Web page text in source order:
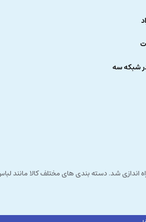
شبکه سه
مشتری مداری راه اندازی شد. دسته بندی های مختلف کالا